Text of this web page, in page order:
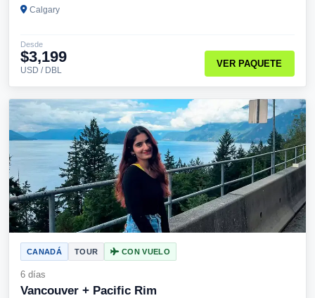
Calgary
Desde
$3,199
USD / DBL
VER PAQUETE
CANADÁ TOUR CON VUELO
6 días
Vancouver + Pacific Rim